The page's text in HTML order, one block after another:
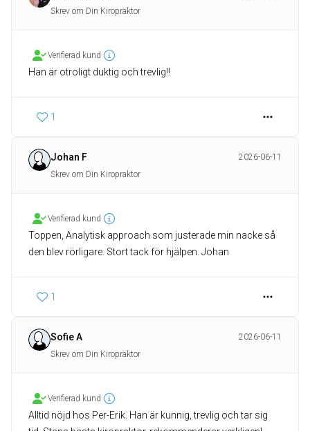
Skrev om Din Kiropraktor
Verifierad kund
Han är otroligt duktig och trevlig!!
1
Johan F
2026-06-11
Skrev om Din Kiropraktor
Verifierad kund
Toppen, Analytisk approach som justerade min nacke så
den blev rörligare. Stort tack för hjälpen. Johan
1
Sofie A
2026-06-11
Skrev om Din Kiropraktor
Verifierad kund
Alltid nöjd hos Per-Erik. Han är kunnig, trevlig och tar sig